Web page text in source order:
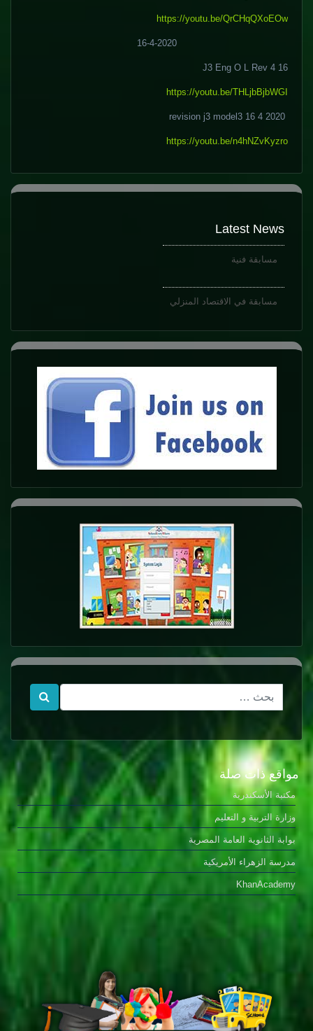
Latest News
مسابقة فنية
مسابقة في الاقتصاد المنزلي
مسابقة اجمل قصة قصيرة
https://youtu.be/QrCHqQXoEOw
16-4-2020
16 4 J3 Eng O L Rev
https://youtu.be/THLjbBjbWGI
https://youtu.be/n4hNZvKyzro
مواقع ذات صلة
مكتبة الأسكندرية
وزارة التربية و التعليم
بوابة الثانوية العامة المصرية
مدرسة الزهراء الأمريكية
KhanAcademy